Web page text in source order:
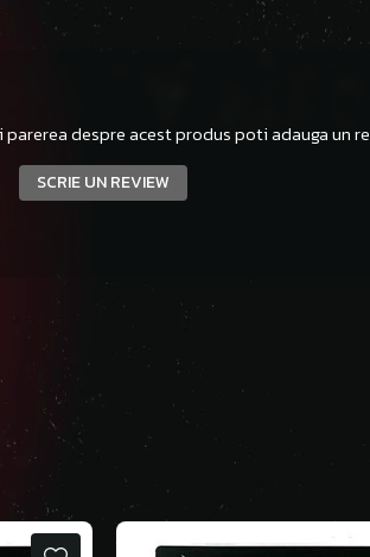
despre acest produs poti adauga un
SCRIE UN REVIEW